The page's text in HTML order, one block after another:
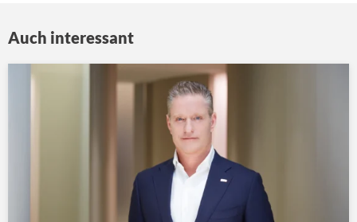
Auch interessant